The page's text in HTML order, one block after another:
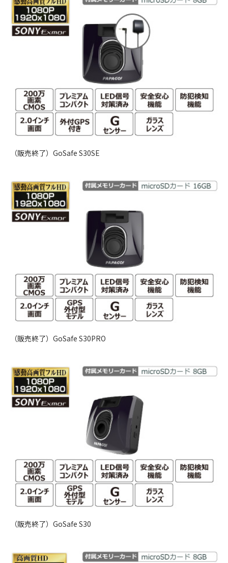
（販売終了）GoSafe S30SE
（販売終了）GoSafe S30PRO
（販売終了）GoSafe S30